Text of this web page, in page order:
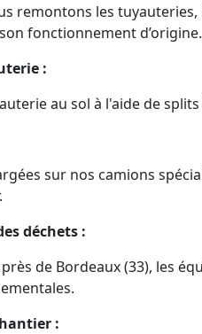
remontons les
fonctionnement d’origine.
:
au sol à l'aide de
sur nos camions
déchets :
de Bordeaux (33), les
: